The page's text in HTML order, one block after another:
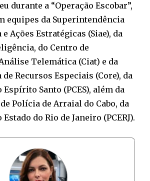
durante a “Operação Escobar”,
equipes da Superintendência
Ações Estratégicas (Siae), da
do Centro de
Telemática (Ciat) e da
Recursos Especiais (Core), da
Santo (PCES), além da
de Polícia de Arraial do Cabo, da
do Rio de Janeiro (PCERJ).